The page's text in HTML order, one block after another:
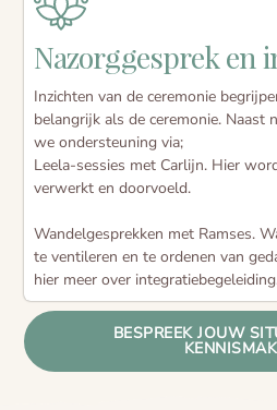
Nazorggesprek en
Inzichten van de ceremonie
belangrijk als de ceremonie. Naast
we ondersteuning via;
Leela-sessies met Carlijn. Hier
verwerkt en doorvoeld.
Wandelgesprekken met Ramses.
te ventileren en te ordenen van
hier meer over
BESPREEK JOUW